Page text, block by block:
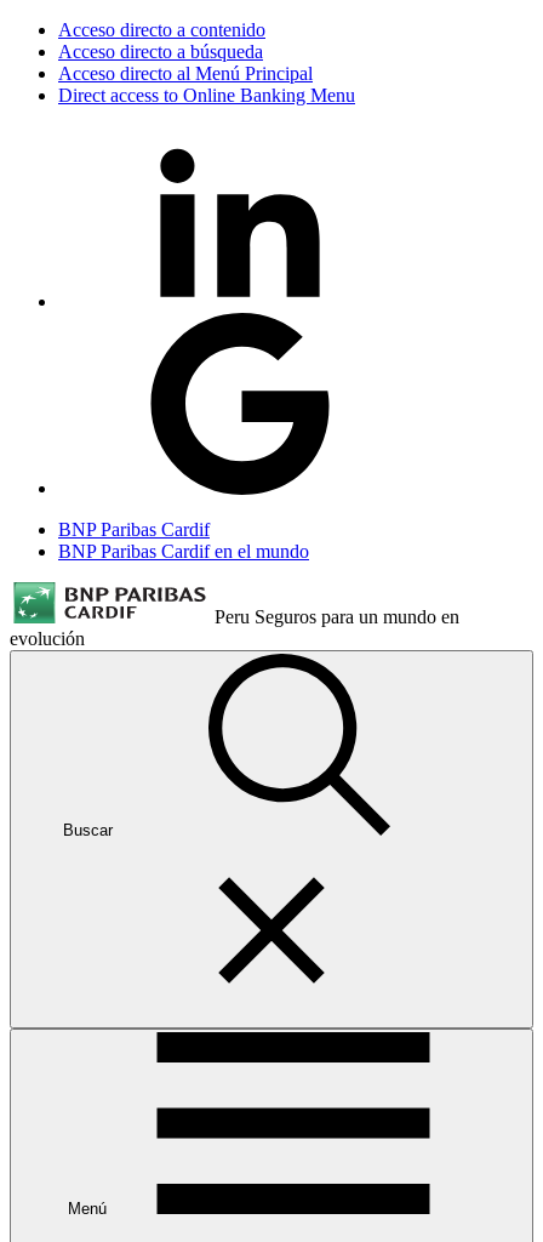
Acceso directo a contenido
Acceso directo a búsqueda
Acceso directo al Menú Principal
Direct access to Online Banking Menu
BNP Paribas Cardif
BNP Paribas Cardif en el mundo
Peru Seguros para un mundo en
evolución
Buscar
Menú